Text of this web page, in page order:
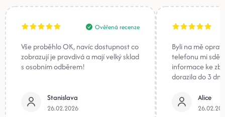
Ověřená recenze
Vše proběhlo OK, navíc dostupnost co
zobrazují je pravdivá a mají velký sklad
s osobním odběrem!
Stanislava
26.02.2026
Byli na mě
telefonu mi
informace ke
dorazila do 3
Alice